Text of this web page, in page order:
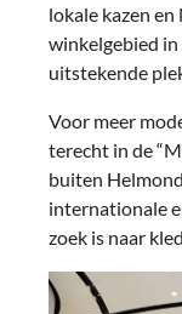
lokale kazen
winkelgebied
uitstekende
Voor meer
terecht in de
buiten
internationale
zoek is naar